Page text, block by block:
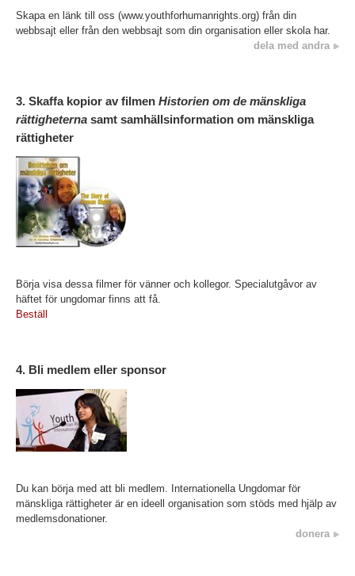
Skapa en länk till oss (www.youthforhumanrights.org) från din
webbsajt eller från den webbsajt som din organisation eller skola har.
dela med andra
3. Skaffa kopior av filmen Historien om de mänskliga
rättigheterna samt samhällsinformation om mänskliga
rättigheter
Börja visa dessa filmer för vänner och kollegor. Specialutgåvor av
häftet för ungdomar finns att få.
Beställ
4. Bli medlem eller sponsor
Du kan börja med att bli medlem. Internationella Ungdomar för
mänskliga rättigheter är en ideell organisation som stöds med hjälp av
medlemsdonationer.
donera